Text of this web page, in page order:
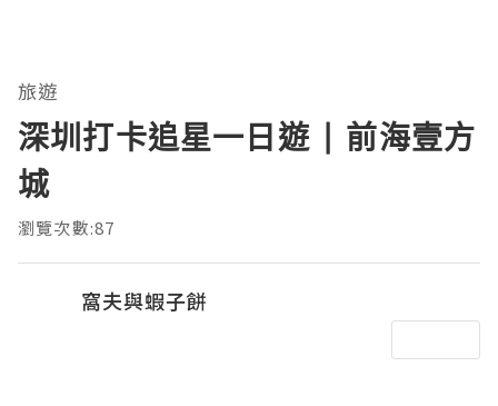
旅遊
深圳打卡追星一日遊 | 前海壹方
城
瀏覽次數:87
窩夫與蝦子餅